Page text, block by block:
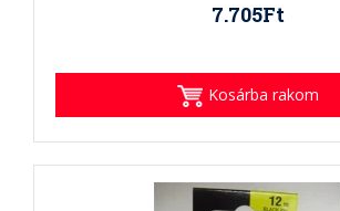
7.705Ft
Kosárba rakom